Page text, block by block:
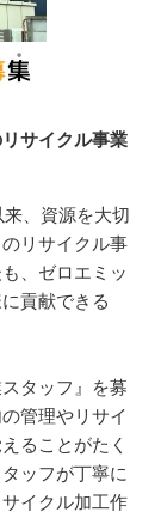
サイクル事業
来、資源を大切
リサイクル事
、ゼロエミッ
貢献できる
タッフ』を募
管理やリサイ
ることがたく
ッフが丁寧に
イクル加工作